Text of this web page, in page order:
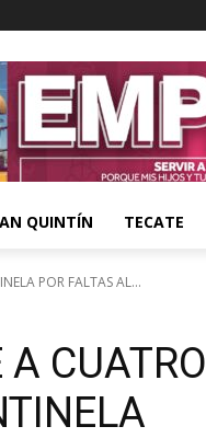
QUINTÍN TECATE
POR FALTAS AL...
CUATRO